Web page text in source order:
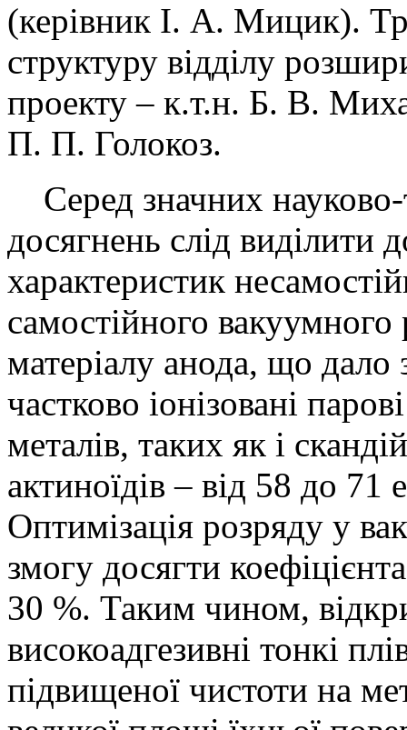
(керівник І. А. Мицик).
структуру відділу
проекту – к.т.н. Б. В.
П. П. Голокоз.
Серед значних науково-
досягнень слід виділити
характеристик
самостійного
матеріалу анода, що дало
частково іонізовані
металів, таких як і
актиноїдів – від 58 до 71
Оптимізація розряду у
змогу досягти
30 %. Таким чином,
високоадгезивні тонкі
підвищеної чистоти на